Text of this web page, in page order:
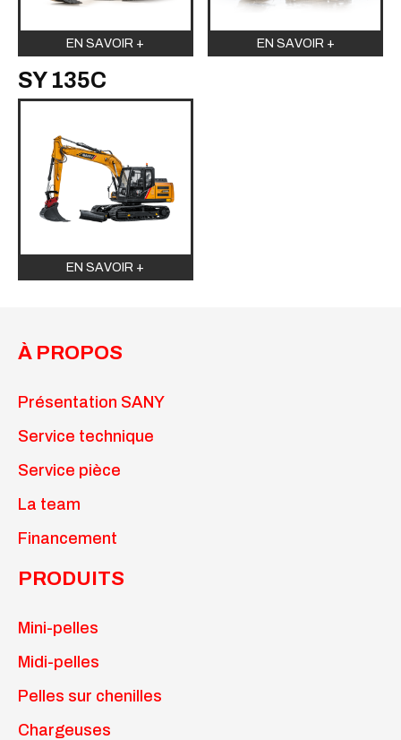
EN SAVOIR + EN SAVOIR +
SY 135C
EN SAVOIR +
À PROPOS
Présentation SANY
Service technique
Service pièce
La team
Financement
PRODUITS
Mini-pelles
Midi-pelles
Pelles sur chenilles
Chargeuses